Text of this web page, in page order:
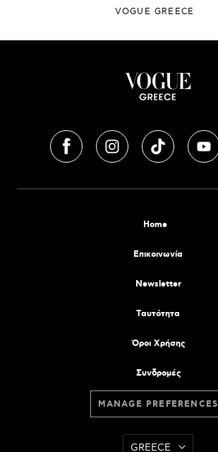
VOGUE GREECE
Home
Επικοινωνία
Newsletter
Tαυτότητα
Όροι Χρήσης
Συνδρομές
MANAGE PREFERENCES
GREECE